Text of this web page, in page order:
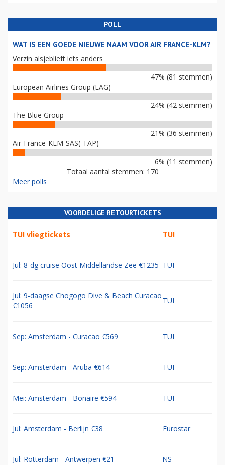
POLL
WAT IS EEN GOEDE NIEUWE NAAM VOOR AIR FRANCE-KLM?
Verzin alsjeblieft iets anders
47% (81 stemmen)
European Airlines Group (EAG)
24% (42 stemmen)
The Blue Group
21% (36 stemmen)
Air-France-KLM-SAS(-TAP)
6% (11 stemmen)
Totaal aantal stemmen: 170
Meer polls
VOORDELIGE RETOURTICKETS
TUI vliegtickets TUI
Jul: 8-dg cruise Oost Middellandse Zee €1235 TUI
Jul: 9-daagse Chogogo Dive & Beach Curacao
€1056
TUI
Sep: Amsterdam - Curacao €569 TUI
Sep: Amsterdam - Aruba €614 TUI
Mei: Amsterdam - Bonaire €594 TUI
Jul: Amsterdam - Berlijn €38 Eurostar
Jul: Rotterdam - Antwerpen €21 NS